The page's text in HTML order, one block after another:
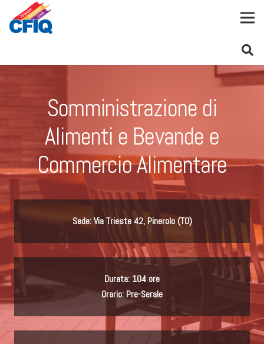
Somministrazione di
Alimenti e Bevande e
Commercio Alimentare
Sede: Via Trieste 42, Pinerolo (TO)
Durata: 104 ore
Orario: Pre-Serale